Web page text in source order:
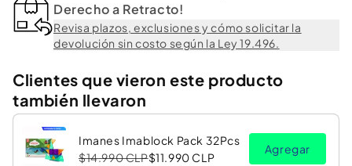
Capacidad: 20 L
Material:
Peso:0,3 kg
Plegable y ultra liviano
actividades cotidianas
Compartimentos: Espacios para notebook, tablet y artículos esenciales
Bolsillos Laterales:Aptos para botellas de agua o paraguas
Medidas Producto Sin Embalar:29 × 18 × 39 cm
Derecho a Retracto!
Revisa plazos, exclusiones y cómo solicitar la
devolución sin costo según la Ley 19.496.
Clientes que vieron este producto
también llevaron
Imanes Imablock Pack 32Pcs
$14.990 CLP$11.990 CLP
Agregar